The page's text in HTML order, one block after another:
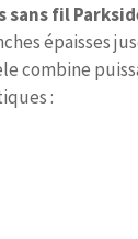
sans fil
épaisses
combine
: